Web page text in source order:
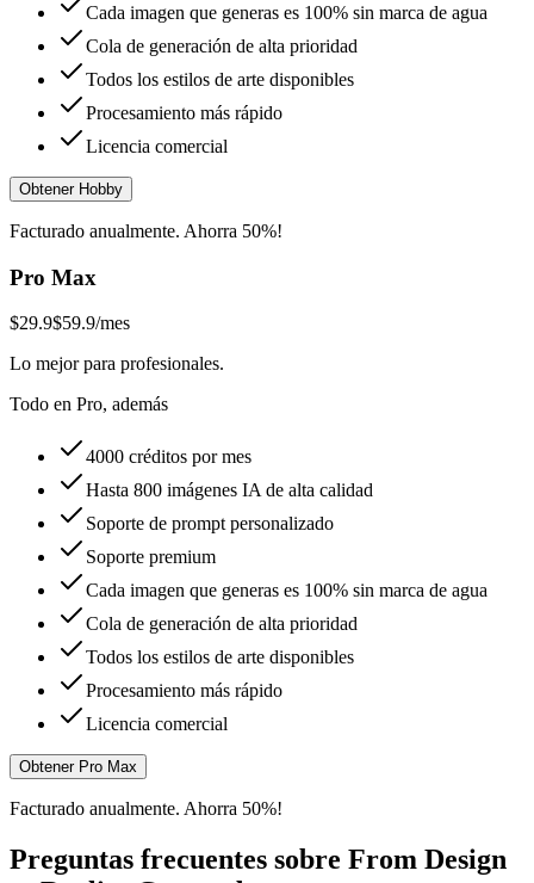
Cada imagen que generas es 100% sin marca de agua
Cola de generación de alta prioridad
Todos los estilos de arte disponibles
Procesamiento más rápido
Licencia comercial
Obtener Hobby
Facturado anualmente. Ahorra 50%!
Pro Max
$29.9$59.9/mes
Lo mejor para profesionales.
Todo en Pro, además
4000 créditos por mes
Hasta 800 imágenes IA de alta calidad
Soporte de prompt personalizado
Soporte premium
Cada imagen que generas es 100% sin marca de agua
Cola de generación de alta prioridad
Todos los estilos de arte disponibles
Procesamiento más rápido
Licencia comercial
Obtener Pro Max
Facturado anualmente. Ahorra 50%!
Preguntas frecuentes sobre From Design